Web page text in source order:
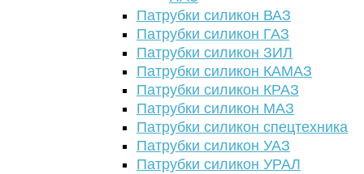
Патрубки силикон ВАЗ
Патрубки силикон ГАЗ
Патрубки силикон ЗИЛ
Патрубки силикон КАМАЗ
Патрубки силикон КРАЗ
Патрубки силикон МАЗ
Патрубки силикон спецтехника
Патрубки силикон УАЗ
Патрубки силикон УРАЛ